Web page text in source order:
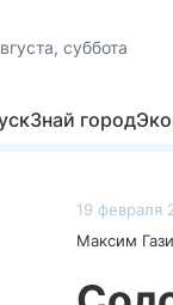
суббота
Знай город
19 февраля
Максим